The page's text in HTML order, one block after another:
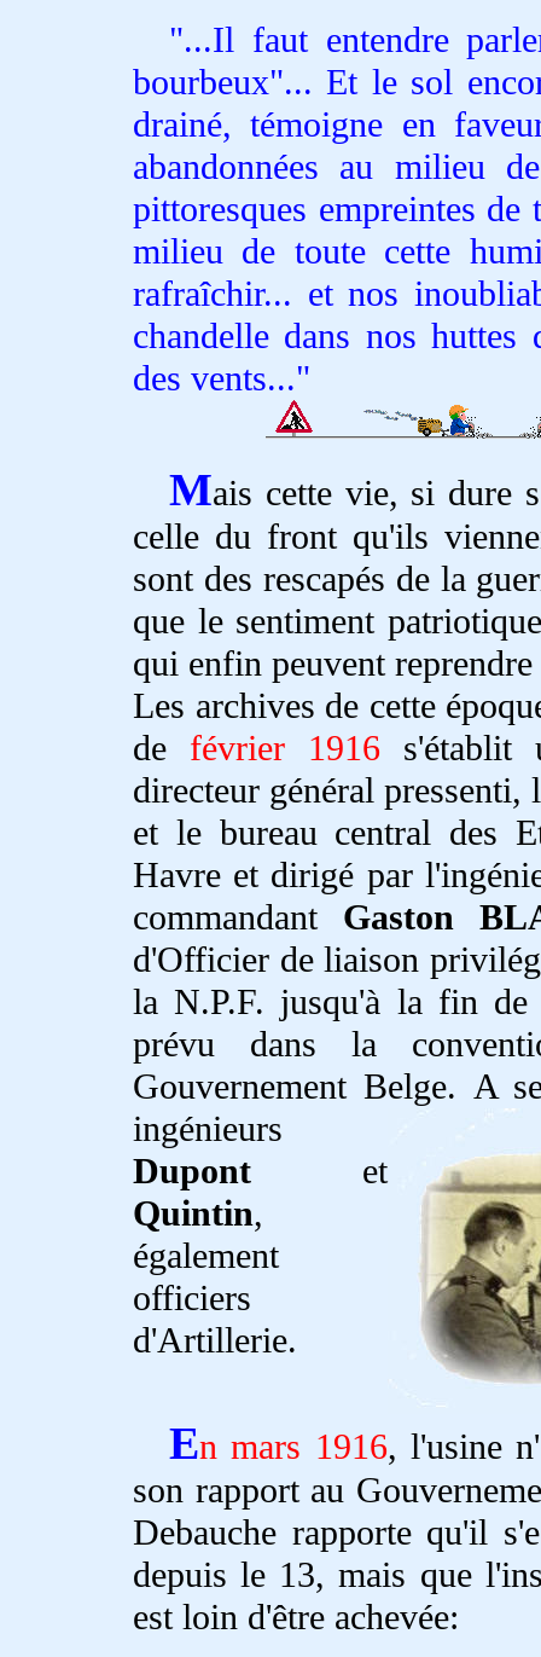
...Il faut entendre
bourbeux"... Et le sol
drainé, témoigne en
abandonnées au milieu
pittoresques empreintes
milieu de toute cette
rafraîchir... et nos
chandelle dans nos
des vents...
Mais cette vie, si dure
celle du front qu'ils
sont des rescapés de la
que le sentiment
qui enfin peuvent
Les archives de cette
de février 1916 s'établit
directeur général
et le bureau central des
Havre et dirigé par
commandant Gaston
d'Officier de liaison
la N.P.F. jusqu'à la fin
prévu dans la
Gouvernement Belge. A
ingénieurs
Dupont et
Quintin,
également
officiers
d'Artillerie.
En mars 1916, l'usine
son rapport au
Debauche rapporte qu'il
depuis le 13, mais que
est loin d'être achevée: